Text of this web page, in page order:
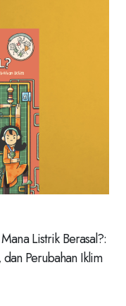
Listrik Berasal?:
Perubahan Iklim